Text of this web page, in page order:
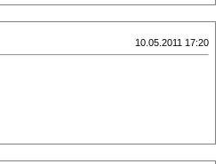
10.05.2011 17:20